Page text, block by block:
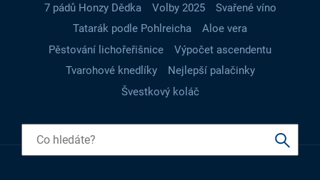
7 pádů Honzy Dědka
Volby 2025
Svařené víno
Tatarák podle Pohlreicha
Aloe vera
Pěstování lichořeřišnice
Výpočet ascendentu
Tvarohové knedlíky
Nejlepší palačinky
Švestkový koláč